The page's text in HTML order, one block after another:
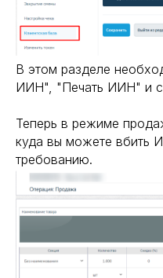
В этом разделе
ИИН", "Печать ИИН" и
Теперь в режиме
куда вы можете вбить
требованию.